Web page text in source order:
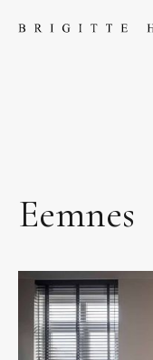
Eemnes